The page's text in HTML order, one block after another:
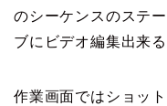
のシーケンスのステ
ブにビデオ編集出来る
作業画面ではショッ